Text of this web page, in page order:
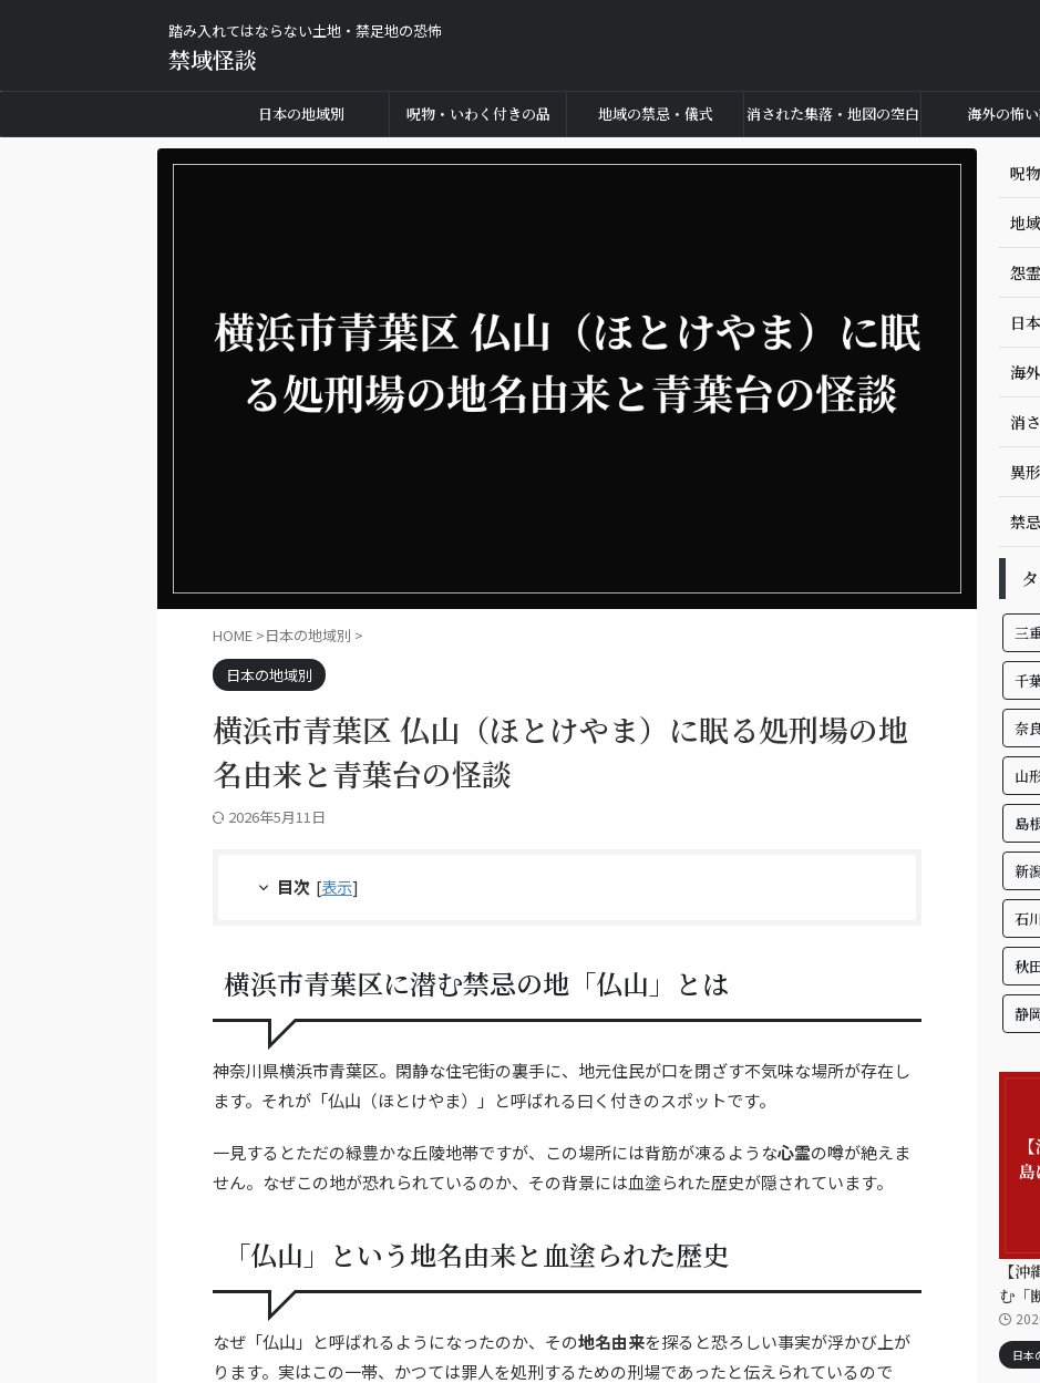
踏み入れてはならない土地・禁足地の恐怖
禁域怪談
日本の地域別 呪物・いわく付きの品 地域の禁忌・儀式 消された集落・地図の空白 海外の怖
HOME >日本の地域別 >
日本の地域別
横浜市青葉区 仏山（ほとけやま）に眠る処刑場の地
名由来と青葉台の怪談
2026年5月11日
目次 [表示]
横浜市青葉区に潜む禁忌の地「仏山」とは
神奈川県横浜市青葉区。閑静な住宅街の裏手に、地元住民が口を閉ざす不気味な場所が存在し
ます。それが「仏山（ほとけやま）」と呼ばれる曰く付きのスポットです。
一見するとただの緑豊かな丘陵地帯ですが、この場所には背筋が凍るような心霊の噂が絶えま
せん。なぜこの地が恐れられているのか、その背景には血塗られた歴史が隠されています。
「仏山」という地名由来と血塗られた歴史
なぜ「仏山」と呼ばれるようになったのか、その地名由来を探ると恐ろしい事実が浮かび上が
ります。実はこの一帯、かつては罪人を処刑するための刑場であったと伝えられているので
呪
地
怨
日
海
消
異
禁
三
千
奈
山
島
新
石川
秋
静
【
む「
日本